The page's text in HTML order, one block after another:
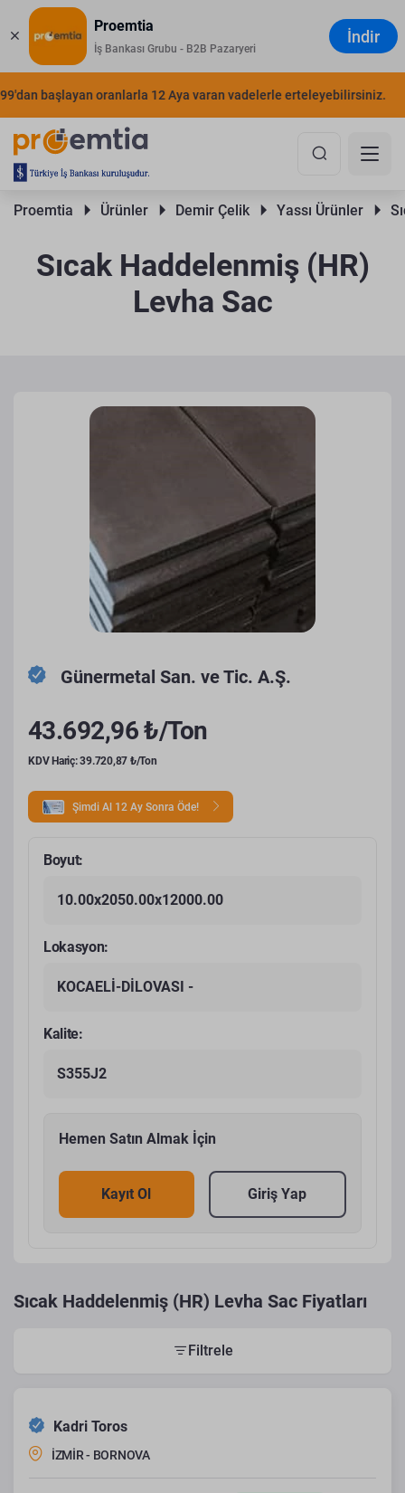
Proemtia
İş Bankası Grubu - B2B Pazaryeri
İndir
başlayan oranlarla 12 Aya varan vadelerle erteleyebilirsiniz.
Proemtia Ürünler Demir Çelik Yassı Ürünler
Sıcak Haddelenmiş (HR)
Levha Sac
Günermetal San. ve Tic. A.Ş.
43.692,96 ₺/Ton
KDV Hariç: 39.720,87 ₺/Ton
Şimdi Al 12 Ay Sonra Öde!
Boyut:
10.00x2050.00x12000.00
Lokasyon:
KOCAELİ-DİLOVASI -
Kalite:
S355J2
Hemen Satın Almak İçin
Kayıt Ol Giriş Yap
Sıcak Haddelenmiş (HR) Levha Sac Fiyatları
Filtrele
Kadri Toros
İZMİR - BORNOVA